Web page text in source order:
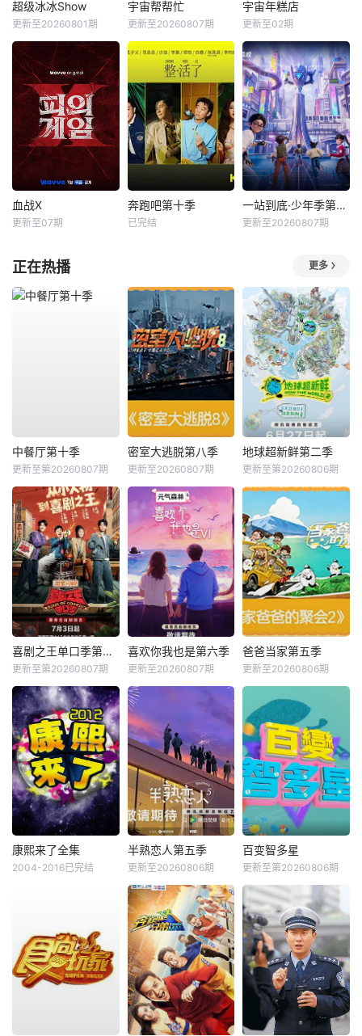
超级冰冰Show
更新至20260801期
宇宙帮帮忙
更新至20260807期
宇宙年糕店
更新至02期
血战X
更新至07期
奔跑吧第十季
已完结
一站到底·少年季第2季
更新至20260807期
正在热播 更多
中餐厅第十季
更新至第20260807期
密室大逃脱第八季
更新至20260807期
地球超新鲜第二季
更新至第20260806期
喜剧之王单口季第三季
更新至第20260807期
喜欢你我也是第六季
更新至20260807期
爸爸当家第五季
更新至20260806期
康熙来了全集
2004-2016已完结
半熟恋人第五季
更新至20260806期
百变智多星
更新至第20260806期